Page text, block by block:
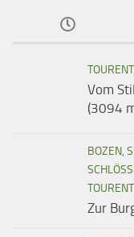
Vom
(3094
BOZEN,
Zur